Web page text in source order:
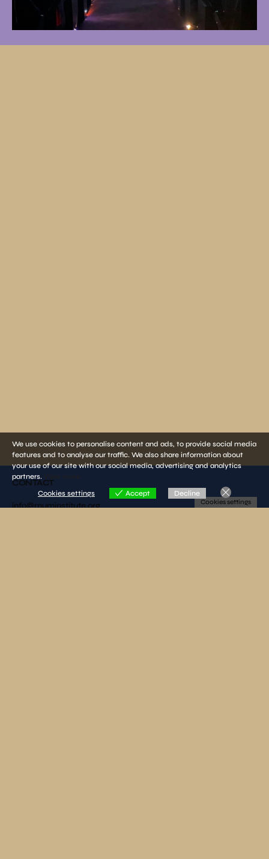
CONTACT
info@muminstitute.org
We use cookies to personalise content and ads, to provide social media
features and to analyse our traffic. We also share information about
your use of our site with our social media, advertising and analytics
partners.
Cookies settings
Accept Decline
Cookies settings